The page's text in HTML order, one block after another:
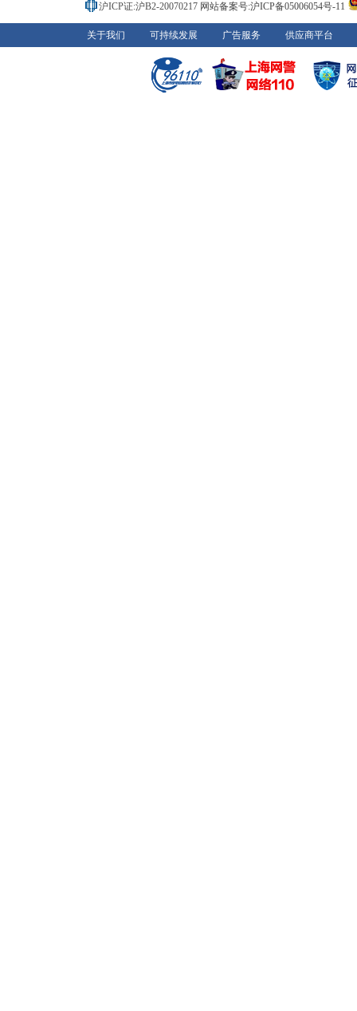
沪ICP证:沪B2-20070217 网站备案号:沪ICP备05006054号-11
关于我们 可持续发展 广告服务 供应商平台